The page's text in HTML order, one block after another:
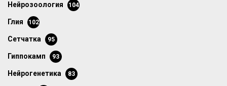
нейрозоология 104
глия 102
сетчатка 95
гиппокамп 93
нейрогенетика 83